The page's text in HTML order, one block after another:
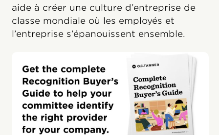
aide à créer une culture d’entreprise de
classe mondiale où les employés et
l’entreprise s’épanouissent ensemble.